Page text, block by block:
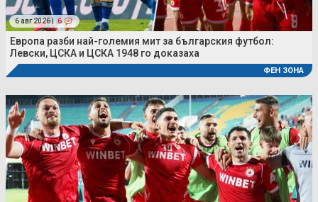
6 авг 2026 | 6
Европа разби най-големия мит за българския футбол:
Левски, ЦСКА и ЦСКА 1948 го доказаха
ФЕН ЗОНА